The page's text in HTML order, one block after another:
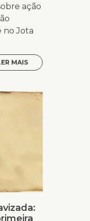
ação
no Jota
MAIS